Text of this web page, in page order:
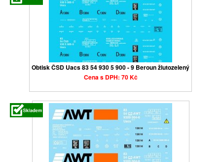
Obtisk ČSD Uacs 83 54 930 5 900 - 9 Beroun žlutozelený
Cena s DPH: 70 Kč